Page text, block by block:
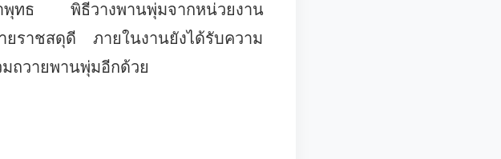
าพุทธ พิธีวางพานพุ่มจากหน่วยงาน
ราชสดุดี ภายในงานยังได้รับความ
ถวายพานพุ่มอีกด้วย